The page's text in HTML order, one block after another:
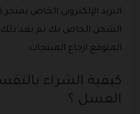
البريد الإلكتروني الخاص
الشحن الخاص بك ثم بعد ذلك
المتوقع ارجاع المنتجات .
كيفية الشراء
العسل ؟